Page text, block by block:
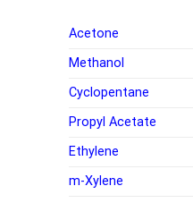
Acetone
Methanol
Cyclopentane
Propyl Acetate
Ethylene
m-Xylene